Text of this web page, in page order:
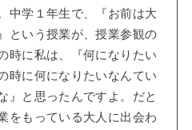
中学１年生で、『お前は大
という授業が、授業参観の
時に私は、『何になりたい
時に何になりたいなんてい
』と思ったんですよ。だと
をもっている大人に出会わ